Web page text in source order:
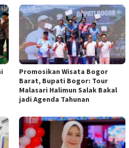
Promosikan Wisata Bogor
Barat, Bupati Bogor: Tour
Malasari Halimun Salak Bakal
jadi Agenda Tahunan